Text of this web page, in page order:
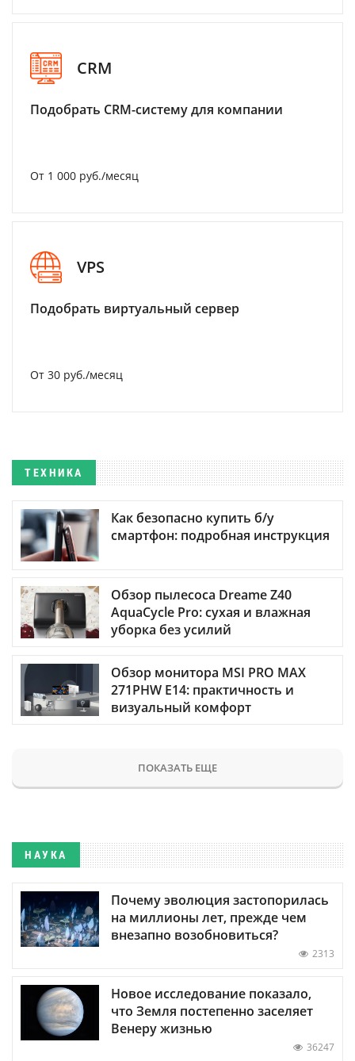
CRM
Подобрать CRM-систему для компании
От 1 000 руб./месяц
VPS
Подобрать виртуальный сервер
От 30 руб./месяц
ТЕХНИКА
Как безопасно купить б/у
смартфон: подробная инструкция
Обзор пылесоса Dreame Z40
AquaCycle Pro: сухая и влажная
уборка без усилий
Обзор монитора MSI PRO MAX
271PHW E14: практичность и
визуальный комфорт
ПОКАЗАТЬ ЕЩЕ
НАУКА
Почему эволюция застопорилась
на миллионы лет, прежде чем
внезапно возобновиться?
2313
Новое исследование показало,
что Земля постепенно заселяет
Венеру жизнью
36247